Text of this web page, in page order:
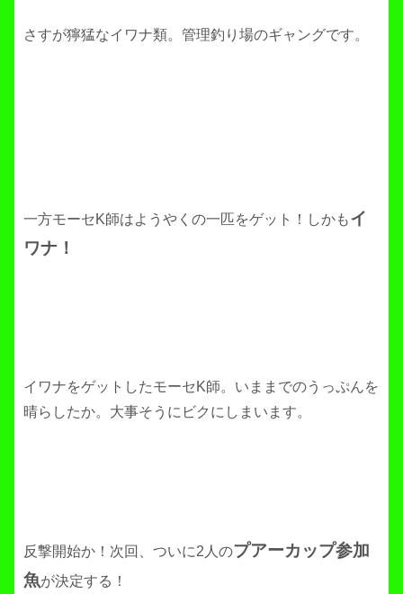
さすが獰猛なイワナ類。管理釣り場のギャングです。
一方モーセK師はようやくの一匹をゲット！しかもイ
ワナ！
イワナをゲットしたモーセK師。いままでのうっぷんを
晴らしたか。大事そうにビクにしまいます。
反撃開始か！次回、ついに2人のプアーカップ参加
魚が決定する！